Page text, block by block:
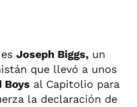
Joseph Biggs, un
que llevó a unos
Boys al Capitolio para
la declaración de